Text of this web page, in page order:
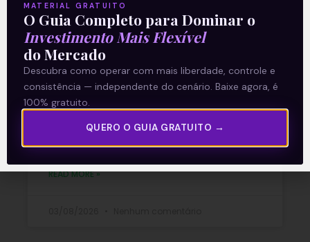
Multiplan (MULT3) combina
crescimento operacional e
rentabilidade recorde no
READ MORE »
MATERIAL GRATUITO
O Guia Completo para Dominar o
Investimento Mais Flexível
do Mercado
Descubra como operar com mais liberdade, controle e
consistência — independente do cenário. Baixe agora, é
100% gratuito.
QUERO O GUIA GRATUITO →